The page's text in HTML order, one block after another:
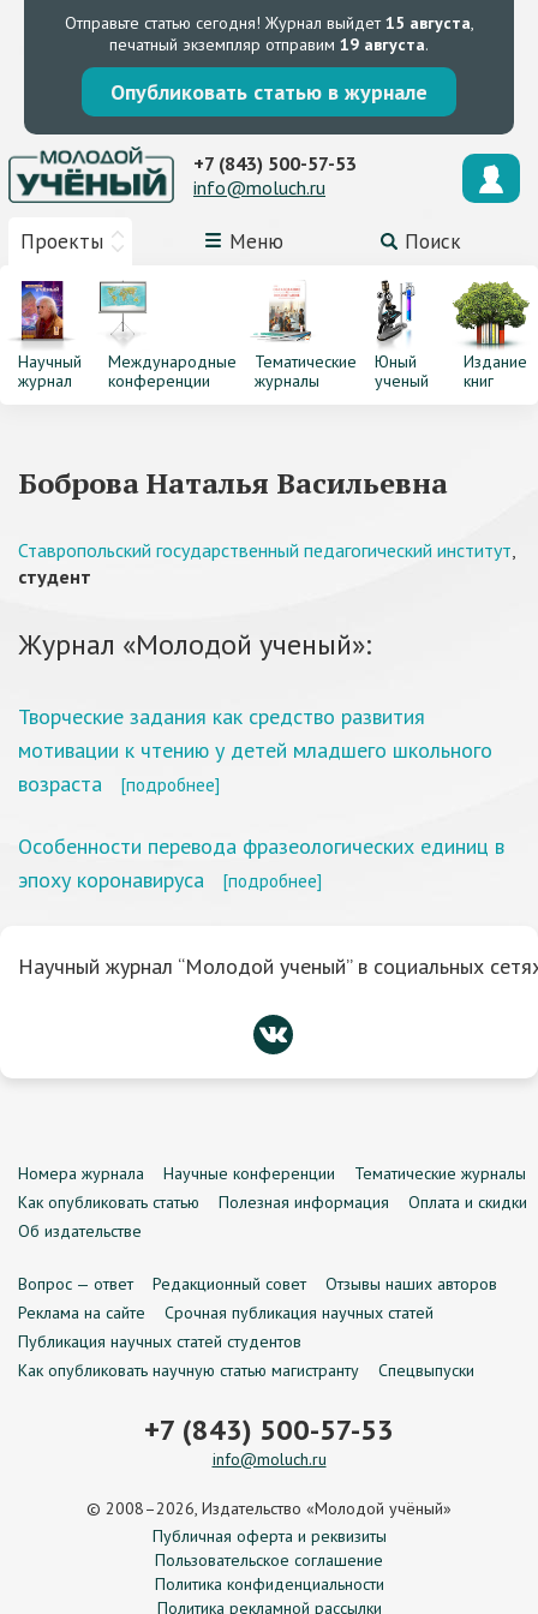
Отправьте статью сегодня! Журнал выйдет15 августа,
печатный экземпляр отправим 19 августа.
Опубликовать статью в журнале
Проекты Меню Поиск
+7 (843) 500-57-53
info@moluch.ru
Научный
журнал
Международные
конференции
Тематические
журналы
Юный
ученый
Издание
книг
Боброва Наталья Васильевна
Ставропольский государственный педагогический институт,
студент
Журнал «Молодой ученый»:
Творческие задания как средство развития
мотивации к чтению у детей младшего школьного
возраста
[подробнее]
Особенности перевода фразеологических единиц в
эпоху коронавируса
[подробнее]
Научный журнал “Молодой ученый” в социальных
Номера журнала Научные конференции
Тематические журналы
Как опубликовать статью
Полезная информация
Оплата и скидки
Об издательстве
Вопрос — ответ Редакционный совет
Отзывы наших авторов
Реклама на сайте
Срочная публикация научных статей
Публикация научных статей студентов
Как опубликовать научную статью магистранту
Спецвыпуски
+7 (843) 500-57-53
info@moluch.ru
© 2008–2026, Издательство «Молодой учёный»
Публичная оферта и реквизиты
Пользовательское соглашение
Политика конфиденциальности
Политика рекламной рассылки